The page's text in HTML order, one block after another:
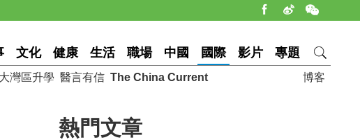
文化 健康 生活 職場 中國 國際 影片 專題
博客
大灣區升學 醫言有信 The China Current
熱門文章